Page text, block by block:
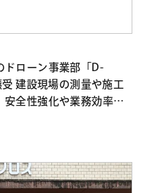
ドローン事業部「D-
建設現場の測量や施工
全性強化や業務効率化